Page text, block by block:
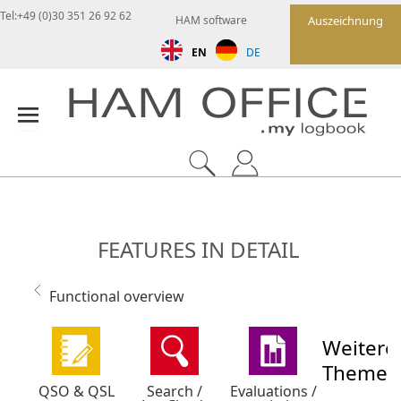
Auszeichnung
HAM software
EN DE
Tel:+49 (0)30 351 26 92 62
FEATURES IN DETAIL
Functional overview
QSO & QSL Search / Evaluations /
Weitere